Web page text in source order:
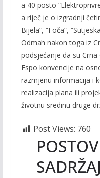
a 40 posto
a riječ je o izgradnji
Bijela”, “Foča”,
Odmah nakon toga iz
podsjećanje da su
Espo konvencije na
razmjenu informacija i
realizacija plana ili
životnu sredinu druge
Post Views: 760